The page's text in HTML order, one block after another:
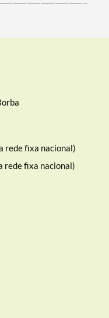
rede fixa nacional)
rede fixa nacional)